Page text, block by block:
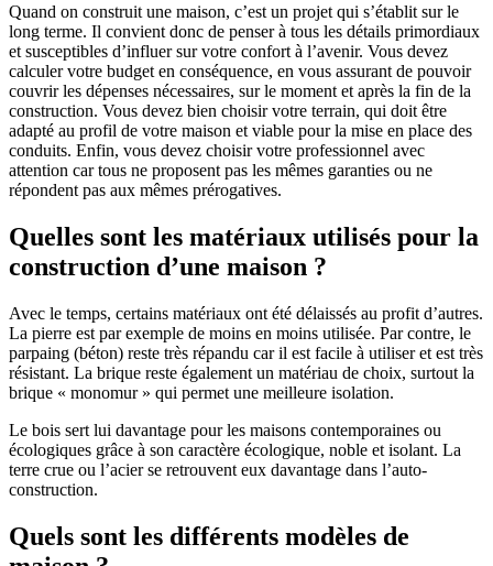
Quand on construit une maison, c’est un projet qui s’établit sur le
long terme. Il convient donc de penser à tous les détails primordiaux
et susceptibles d’influer sur votre confort à l’avenir. Vous devez
calculer votre budget en conséquence, en vous assurant de pouvoir
couvrir les dépenses nécessaires, sur le moment et après la fin de la
construction. Vous devez bien choisir votre terrain, qui doit être
adapté au profil de votre maison et viable pour la mise en place des
conduits. Enfin, vous devez choisir votre professionnel avec
attention car tous ne proposent pas les mêmes garanties ou ne
répondent pas aux mêmes prérogatives.
Quelles sont les matériaux utilisés pour la
construction d’une maison ?
Avec le temps, certains matériaux ont été délaissés au profit d’autres.
La pierre est par exemple de moins en moins utilisée. Par contre, le
parpaing (béton) reste très répandu car il est facile à utiliser et est très
résistant. La brique reste également un matériau de choix, surtout la
brique « monomur » qui permet une meilleure isolation.
Le bois sert lui davantage pour les maisons contemporaines ou
écologiques grâce à son caractère écologique, noble et isolant. La
terre crue ou l’acier se retrouvent eux davantage dans l’auto-
construction.
Quels sont les différents modèles de